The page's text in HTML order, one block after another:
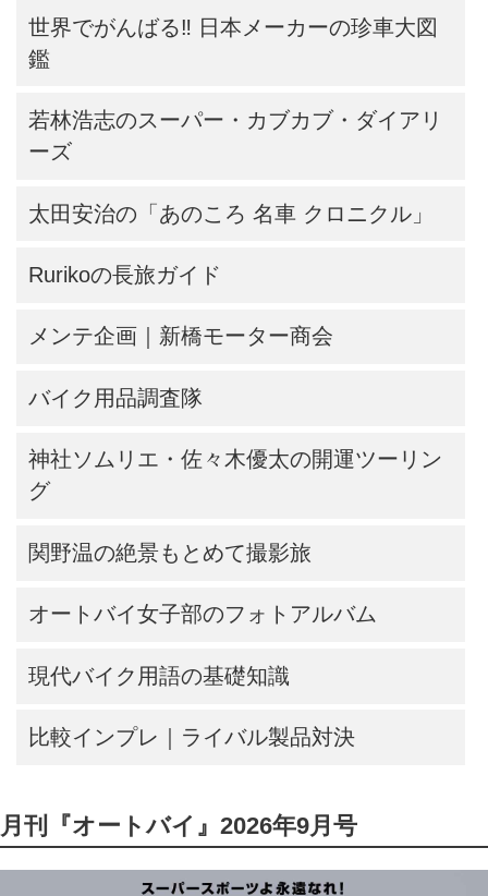
世界でがんばる‼ 日本メーカーの珍車大図
鑑
若林浩志のスーパー・カブカブ・ダイアリ
ーズ
太田安治の「あのころ 名車 クロニクル」
Rurikoの長旅ガイド
メンテ企画｜新橋モーター商会
バイク用品調査隊
神社ソムリエ・佐々木優太の開運ツーリン
グ
関野温の絶景もとめて撮影旅
オートバイ女子部のフォトアルバム
現代バイク用語の基礎知識
比較インプレ｜ライバル製品対決
月刊『オートバイ』2026年9月号